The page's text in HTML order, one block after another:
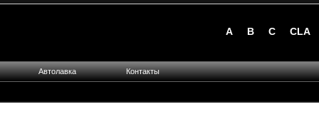
A B C CLA
Автолавка Контакты